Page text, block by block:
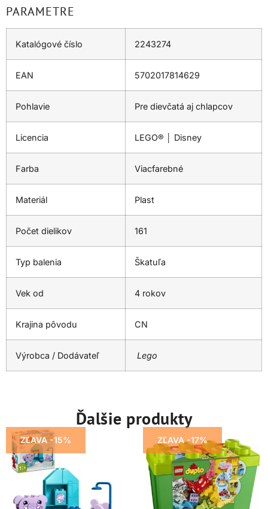
PARAMETRE
Katalógové číslo 2243274
EAN 5702017814629
Pohlavie Pre dievčatá aj chlapcov
Licencia LEGO® │ Disney
Farba Viacfarebné
Materiál Plast
Počet dielikov 161
Typ balenia Škatuľa
Vek od 4 rokov
Krajina pôvodu CN
Výrobca / Dodávateľ Lego
Ďalšie produkty
ZĽAVA -15% ZĽAVA -17%